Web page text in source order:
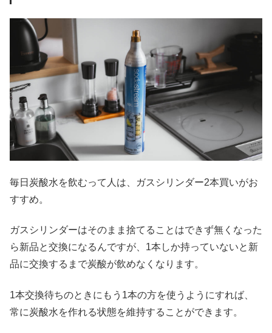
毎日炭酸水を飲むって人は、ガスシリンダー2本買いがお
すすめ。
ガスシリンダーはそのまま捨てることはできず無くなった
ら新品と交換になるんですが、1本しか持っていないと新
品に交換するまで炭酸が飲めなくなります。
1本交換待ちのときにもう1本の方を使うようにすれば、
常に炭酸水を作れる状態を維持することができます。